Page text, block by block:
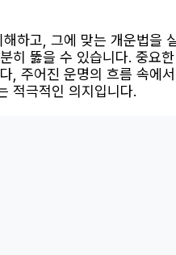
하고, 그에 맞는 개운법을
히 뚫을 수 있습니다. 중요한
, 주어진 운명의 흐름 속에서
적극적인 의지입니다.